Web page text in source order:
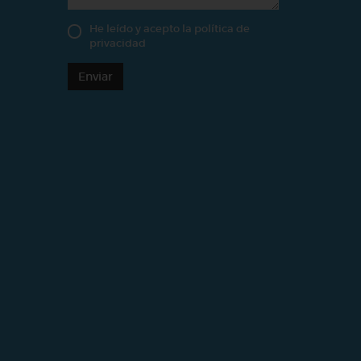
He leído y acepto la política de
privacidad
Enviar